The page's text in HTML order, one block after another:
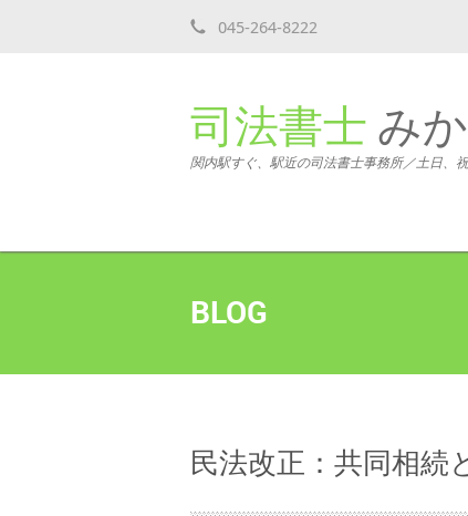
045-264-8222
司法書士 み
関内駅すぐ、駅近の司法書士事務所／土日、
BLOG
民法改正：共同相続